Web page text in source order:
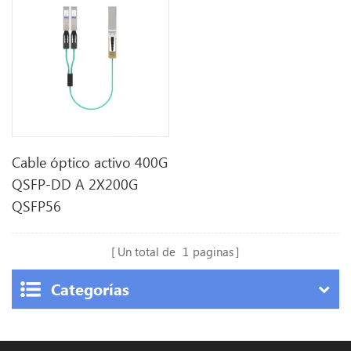
Cable óptico activo 400G
QSFP-DD A 2X200G
QSFP56
Un total de 1 paginas
Categorías